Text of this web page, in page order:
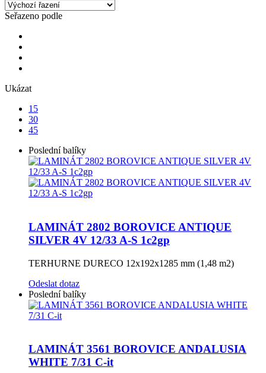
Seřazeno podle
Ukázat
15
30
45
Poslední balíky
LAMINÁT 2802 BOROVICE ANTIQUE
SILVER 4V 12/33 A-S 1c2gp
TERHURNE DURECO 12x192x1285 mm (1,48 m2)
Odeslat dotaz
Poslední balíky
LAMINÁT 3561 BOROVICE ANDALUSIA
WHITE 7/31 C-it